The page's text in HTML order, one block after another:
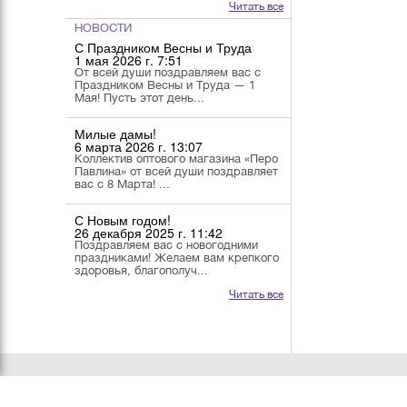
Читать все
НОВОСТИ
С Праздником Весны и Труда
1 мая 2026 г. 7:51
От всей души поздравляем вас с
Праздником Весны и Труда — 1
Мая! Пусть этот день...
Милые дамы!
6 марта 2026 г. 13:07
Коллектив оптового магазина «Перо
Павлина» от всей души поздравляет
вас с 8 Марта! ...
С Новым годом!
26 декабря 2025 г. 11:42
Поздравляем вас с новогодними
праздниками! Желаем вам крепкого
здоровья, благополуч...
Читать все